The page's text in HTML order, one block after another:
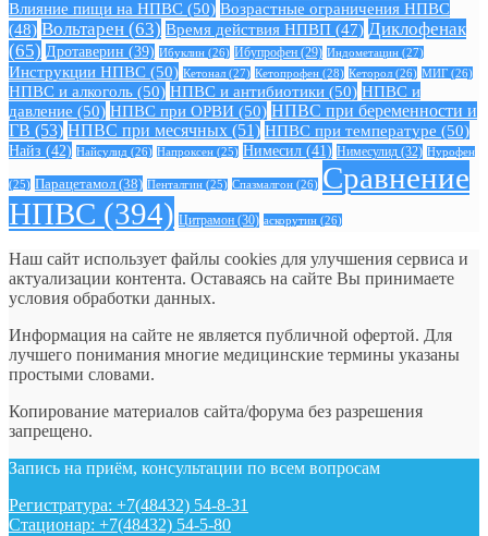
Влияние пищи на НПВС (50) Возрастные ограничения НПВС
(48) Вольтарен (63) Время действия НПВП (47) Диклофенак
(65) Дротаверин (39) Ибуклин (26) Ибупрофен (29) Индометацин (27)
Инструкции НПВС (50) Кетонал (27) Кетопрофен (28) Кеторол (26) МИГ (26)
НПВС и алкоголь (50) НПВС и антибиотики (50) НПВС и
давление (50) НПВС при ОРВИ (50) НПВС при беременности и
ГВ (53) НПВС при месячных (51) НПВС при температуре (50)
Найз (42) Найсулид (26) Напроксен (25) Нимесил (41) Нимесулид (32) Нурофен
(25) Парацетамол (38) Пенталгин (25) Спазмалгон (26) Сравнение
НПВС (394) Цитрамон (30) аскорутин (26)
Наш сайт использует файлы cookies для улучшения сервиса и
актуализации контента. Оставаясь на сайте Вы принимаете
условия обработки данных.
Информация на сайте не является публичной офертой. Для
лучшего понимания многие медицинские термины указаны
простыми словами.
Копирование материалов сайта/форума без разрешения
запрещено.
Запись на приём, консультации по всем вопросам
Регистратура: +7(48432) 54-8-31
Стационар: +7(48432) 54-5-80